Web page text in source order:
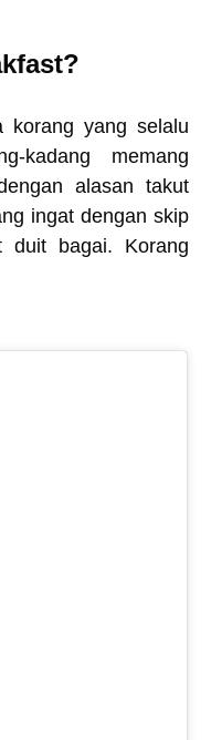
korang yang selalu
kadang memang
alasan takut
ingat dengan skip
duit bagai. Korang